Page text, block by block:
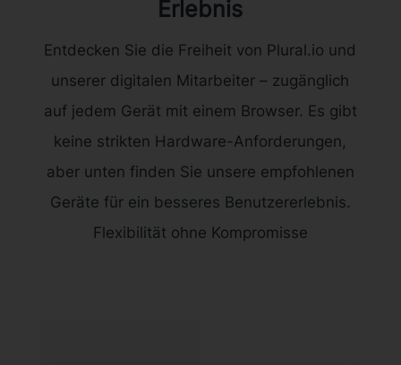
Erlebnis
Entdecken Sie die Freiheit von Plural.io und
unserer digitalen Mitarbeiter – zugänglich
auf jedem Gerät mit einem Browser. Es gibt
keine strikten Hardware-Anforderungen,
aber unten finden Sie unsere empfohlenen
Geräte für ein besseres Benutzererlebnis.
Flexibilität ohne Kompromisse